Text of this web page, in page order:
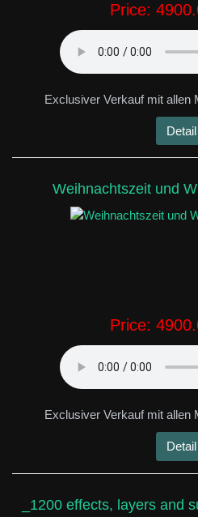
Price:
Exclusiver Verkauf mit allen
Detail
Weihnachtszeit und
Price:
Exclusiver Verkauf mit allen
Detail
_1200 effects, layers and